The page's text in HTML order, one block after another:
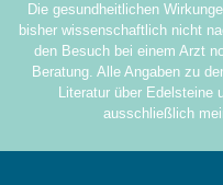
Die gesundheitlichen
bisher wissenschaftlich nicht
den Besuch bei einem Arzt
Beratung. Alle Angaben zu
Literatur über Edelsteine
ausschließlich